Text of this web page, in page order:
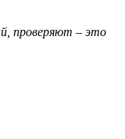
проверяют – это